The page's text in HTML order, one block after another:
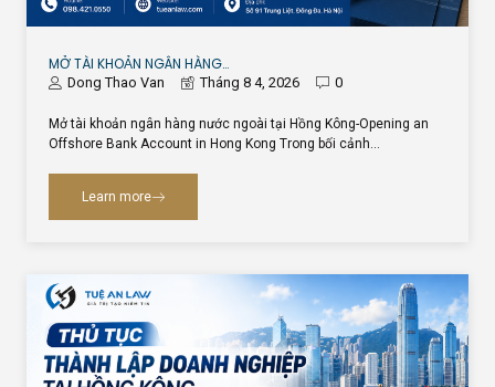
MỞ TÀI KHOẢN NGÂN HÀNG…
Dong Thao Van Tháng 8 4, 2026 0
Mở tài khoản ngân hàng nước ngoài tại Hồng Kông-Opening an
Offshore Bank Account in Hong Kong Trong bối cảnh…
Learn more